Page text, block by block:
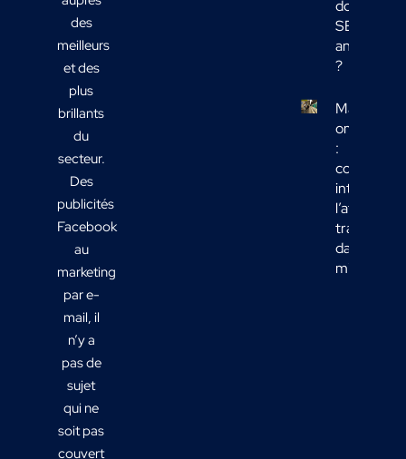
des
meilleurs
et des
plus
brillants
du
secteur.
Des
publicités
Facebook
au
marketing
par e-
mail, il
n’y a
pas de
sujet
qui ne
soit pas
couvert
données
SEO
analyser
?
Marketing
omnicanal
:
comment
intégrer
l’affichage
transport
dans votre
mix média